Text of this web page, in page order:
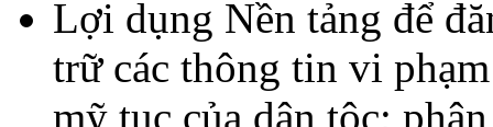
Lợi dụng Nền tảng để
trữ các thông tin vi
mỹ tục của dân tộc;